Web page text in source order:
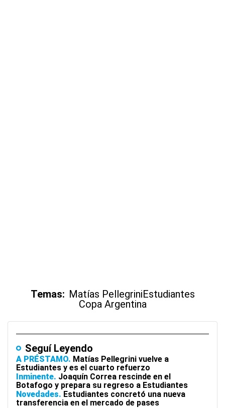
Temas: Matías PellegriniEstudiantes
Copa Argentina
Seguí Leyendo
A PRÉSTAMO Matías Pellegrini vuelve a
Estudiantes y es el cuarto refuerzo
Inminente Joaquín Correa rescinde en el
Botafogo y prepara su regreso a Estudiantes
Novedades Estudiantes concretó una nueva
transferencia en el mercado de pases